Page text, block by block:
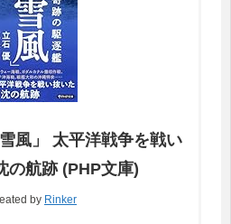
風」 太平洋戦争を戦い
の航跡 (PHP文庫)
by Rinker